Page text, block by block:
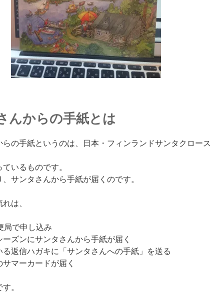
んからの手紙とは
らの手紙というのは、日本・フィンランドサンタクロース
いるものです。
サンタさんから手紙が届くのです。
は、
局で申し込み
ーズンにサンタさんから手紙が届く
る返信ハガキに「サンタさんへの手紙」を送る
マーカードが届く
。